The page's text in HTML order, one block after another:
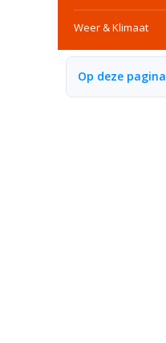
Weer & Klimaat
Op deze pagina